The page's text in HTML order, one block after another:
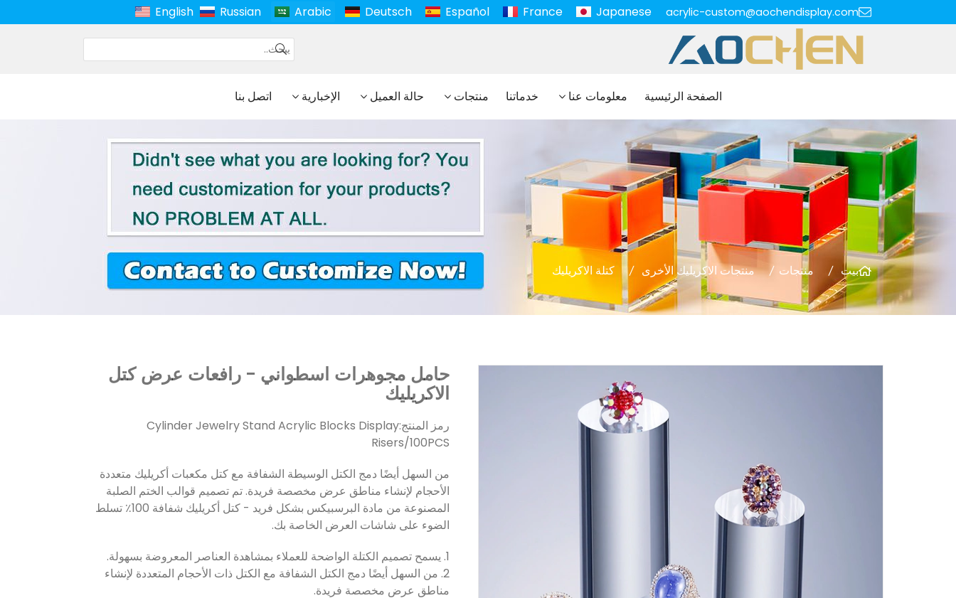
acrylic-custom@aochendisplay.com
English Russian Arabic Deutsch Español France Japanese
الصفحة الرئيسية معلومات عنا خدماتنا منتجات حالة العميل الإخبارية اتصل بنا
بيت منتجات منتجات الاكريليك الأخرى كتلة الاكريليك
حامل مجوهرات اسطواني - رافعات عرض كتل
الاكريليك
رمز المنتج:Cylinder Jewelry Stand Acrylic Blocks Display
Risers/100PCS
من السهل أيضًا دمج الكتل الوسيطة الشفافة مع كتل مكعبات أكريليك متعددة
الأحجام لإنشاء مناطق عرض مخصصة فريدة. تم تصميم قوالب الختم الصلبة
المصنوعة من مادة البرسبيكس بشكل فريد - كتل أكريليك شفافة 100٪ تسلط
الضوء على شاشات العرض الخاصة بك.
1. يسمح تصميم الكتلة الواضحة للعملاء بمشاهدة العناصر المعروضة بسهولة.
2. من السهل أيضًا دمج الكتل الشفافة مع الكتل ذات الأحجام المتعددة لإنشاء
مناطق عرض مخصصة فريدة.